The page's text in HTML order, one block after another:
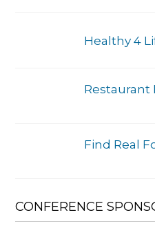
Healthy 4
Restaurant
Find Real
CONFERENCE